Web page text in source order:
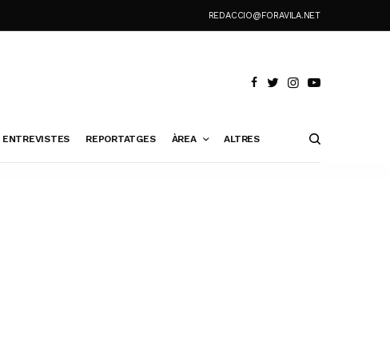
REDACCIO@FORAVILA.NET
ENTREVISTES REPORTATGES ÀREA ALTRES